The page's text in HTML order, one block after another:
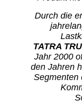
Durch die
TATRA
Jahr 2000
den Jahren
Segmenten